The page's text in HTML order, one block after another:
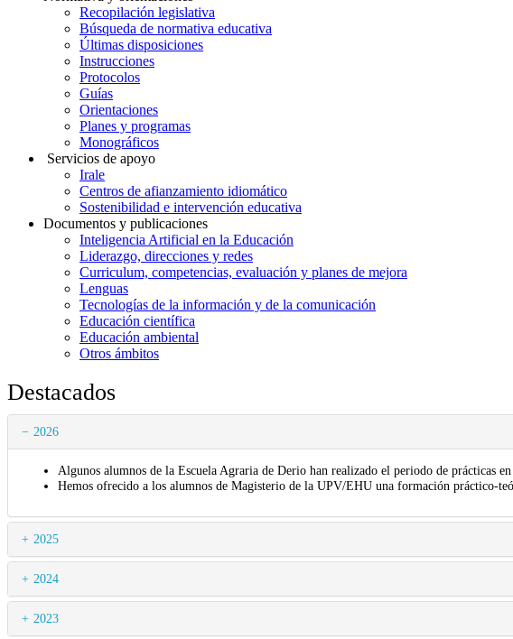
Recopilación legislativa
Búsqueda de normativa educativa
Últimas disposiciones
Instrucciones
Protocolos
Guías
Orientaciones
Planes y programas
Monográficos
Servicios de apoyo
Irale
Centros de afianzamiento idiomático
Sostenibilidad e intervención educativa
Documentos y publicaciones
Inteligencia Artificial en la Educación
Liderazgo, direcciones y redes
Curriculum, competencias, evaluación y planes de mejora
Lenguas
Tecnologías de la información y de la comunicación
Educación científica
Educación ambiental
Otros ámbitos
Destacados
2026
Algunos alumnos de la Escuela Agraria de Derio han realizado el periodo de prácticas en
Hemos ofrecido a los alumnos de Magisterio de la UPV/EHU una formación práctico-
2025
2024
2023